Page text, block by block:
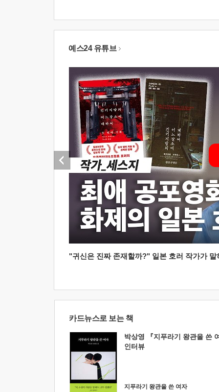
예스24 유튜브
"귀신은 진짜 존재할까?" 일본 호러 작가가
카드뉴스로 보는 책
박상영 『지푸라기 왕관을 쓴
인터뷰
지푸라기 왕관을 쓴 여자